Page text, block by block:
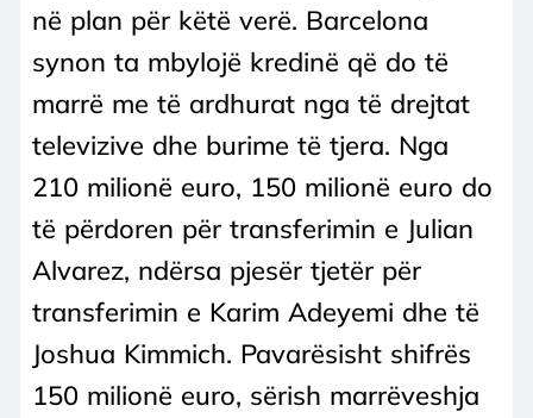
në plan për këtë verë. Barcelona
synon ta mbylojë kredinë që do të
marrë me të ardhurat nga të drejtat
televizive dhe burime të tjera. Nga
210 milionë euro, 150 milionë euro do
të përdoren për transferimin e Julian
Alvarez, ndërsa pjesër tjetër për
transferimin e Karim Adeyemi dhe të
Joshua Kimmich. Pavarësisht shifrës
150 milionë euro, sërish marrëveshja